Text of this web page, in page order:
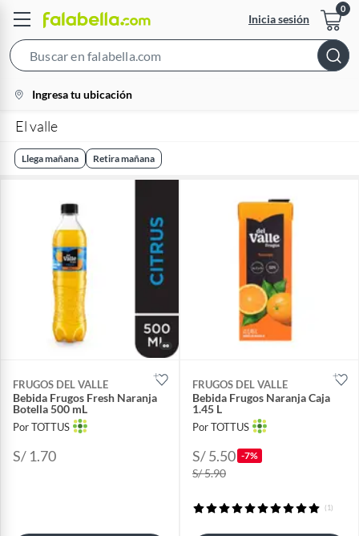
Inicia sesión
Bar
location-
icon
Ingresa tu ubicación
El valle
Llega mañana Retira mañana
FRUGOS DEL VALLE
Bebida Frugos Fresh Naranja
Botella 500 mL
Por TOTTUS
S/ 1.70
FRUGOS DEL VALLE
Bebida Frugos Naranja Caja
1.45 L
Por TOTTUS
S/ 5.50 -7%
S/ 5.90
(1)